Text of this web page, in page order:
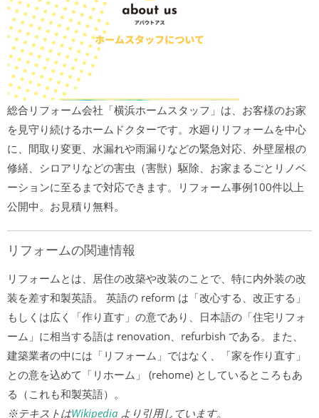
総合リフォーム会社「横浜ホームスタッフ」は、お客様のお家
を見守り続けるホームドクターです。水廻りリフォームを中心
に、間取り変更、水漏れや雨漏りなどの緊急対応、外壁屋根の
修繕、シロアリなどの害虫（害獣）駆除、お家まるごとリノベ
ーションに至るまで対応できます。リフォーム事例100件以上
公開中。お見積り無料。
リフォームの関連情報
リフォームとは、居住の改築や改装のことで、特に内外装の改
装を差す和製英語。 英語の reform は「改心する、改正する」
もしくは広く「作り直す」の意であり、日本語の「住宅リフォ
ーム」に相当する語は renovation、refurbish である。また、
建築業者の中には「リフォーム」ではなく、「家を作り直す」
との意を込めて「リホーム」 (rehome) としているところもあ
る（これも和製英語）。
※テキストはWikipedia より引用しています。